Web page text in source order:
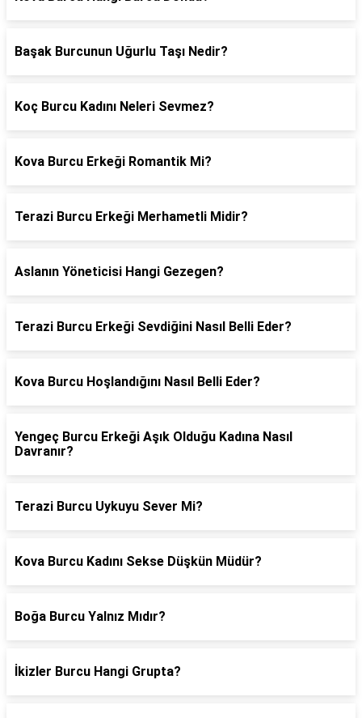
Başak Burcunun Uğurlu Taşı Nedir?
Koç Burcu Kadını Neleri Sevmez?
Kova Burcu Erkeği Romantik Mi?
Terazi Burcu Erkeği Merhametli Midir?
Aslanın Yöneticisi Hangi Gezegen?
Terazi Burcu Erkeği Sevdiğini Nasıl Belli Eder?
Kova Burcu Hoşlandığını Nasıl Belli Eder?
Yengeç Burcu Erkeği Aşık Olduğu Kadına Nasıl
Davranır?
Terazi Burcu Uykuyu Sever Mi?
Kova Burcu Kadını Sekse Düşkün Müdür?
Boğa Burcu Yalnız Mıdır?
İkizler Burcu Hangi Grupta?